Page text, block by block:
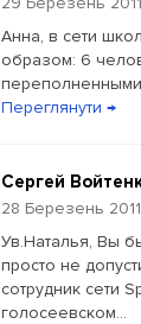
Анна, в сети
образом: 6
Переглянути →
Сергей
28 Березень
Ув.Наталья, Вы
просто не
сотрудник сети
голосеевском...